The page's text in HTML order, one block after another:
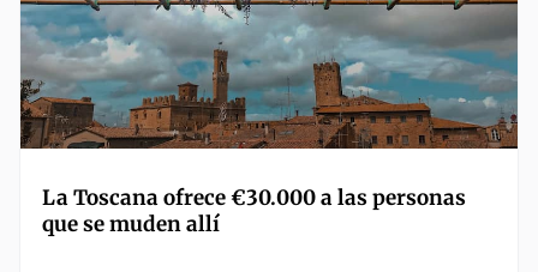
La Toscana ofrece €30.000 a las personas
que se muden allí